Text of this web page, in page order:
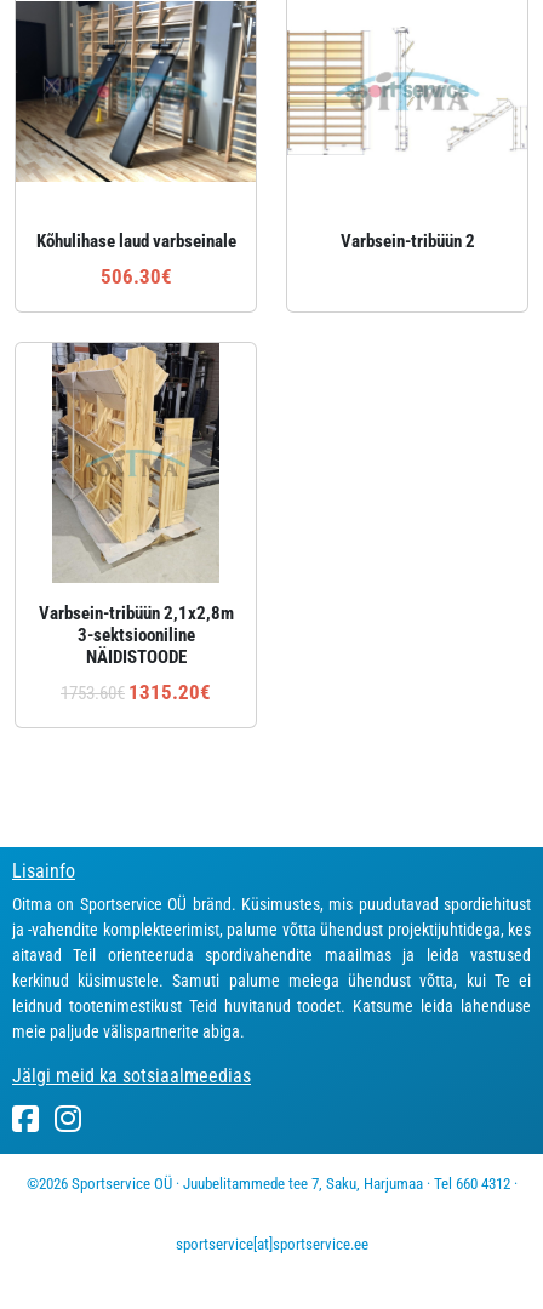
Kõhulihase laud varbseinale
506.30€
Varbsein-tribüün 2
Varbsein-tribüün 2,1x2,8m
3-sektsiooniline
NÄIDISTOODE
1753.60€ 1315.20€
Lisainfo
Oitma on Sportservice OÜ bränd. Küsimustes, mis puudutavad spordiehitust
ja -vahendite komplekteerimist, palume võtta ühendust projektijuhtidega, kes
aitavad Teil orienteeruda spordivahendite maailmas ja leida vastused
kerkinud küsimustele. Samuti palume meiega ühendust võtta, kui Te ei
leidnud tootenimestikust Teid huvitanud toodet. Katsume leida lahenduse
meie paljude välispartnerite abiga.
Jälgi meid ka sotsiaalmeedias
©2026 Sportservice OÜ · Juubelitammede tee 7, Saku, Harjumaa · Tel 660 4312 ·
sportservice[at]sportservice.ee